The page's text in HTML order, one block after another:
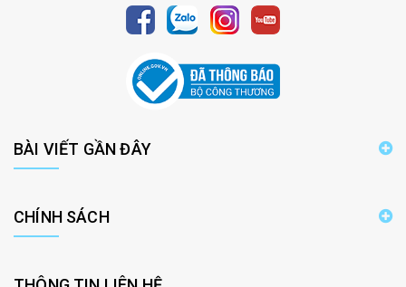
BÀI VIẾT GẦN ĐÂY
CHÍNH SÁCH